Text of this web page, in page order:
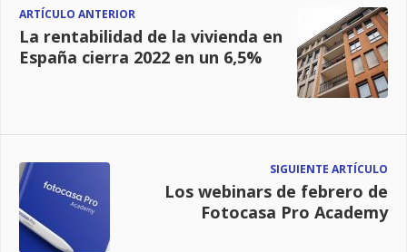
ARTÍCULO ANTERIOR
La rentabilidad de la vivienda en
España cierra 2022 en un 6,5%
SIGUIENTE ARTÍCULO
Los webinars de febrero de
Fotocasa Pro Academy